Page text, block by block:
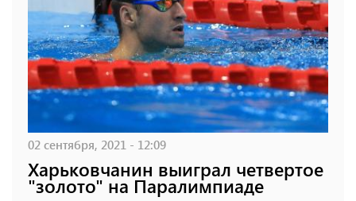
02 сентября, 2021 - 12:09
Харьковчанин выиграл четвертое
"золото" на Паралимпиаде